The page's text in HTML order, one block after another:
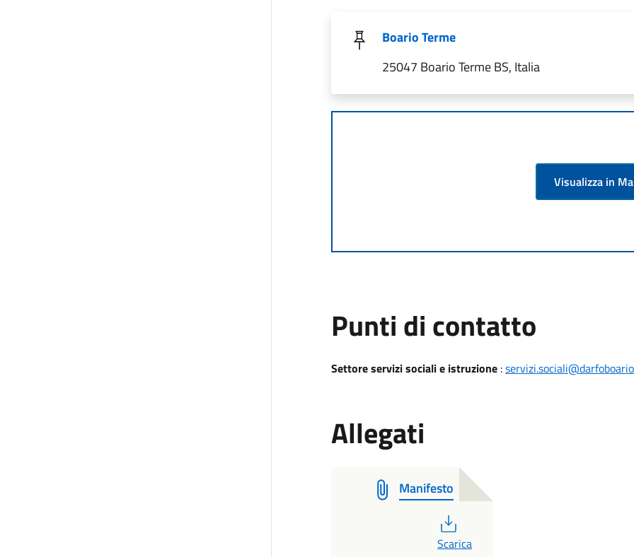
Boario Terme
25047 Boario Terme BS, Italia
Visualizza in
Punti di contatto
Settore servizi sociali e istruzione:
Allegati
Manifesto
PDF
Scarica